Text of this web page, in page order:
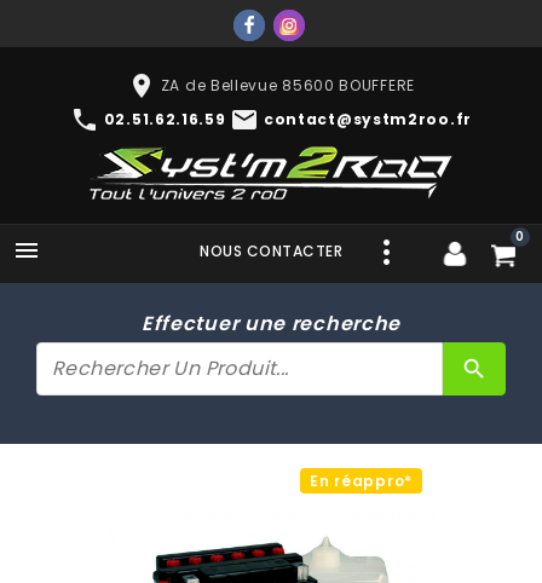
place ZA de Bellevue 85600 BOUFFERE
phone 02.51.62.16.59 mail contact@systm2roo.fr
 0
NOUS CONTACTER
Effectuer une recherche
search
En réappro*